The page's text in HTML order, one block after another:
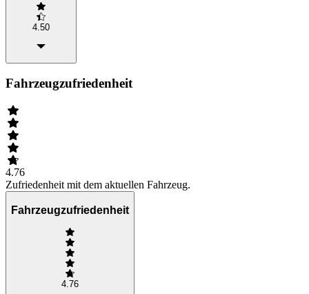
4.50
Fahrzeugzufriedenheit
4.76
Zufriedenheit mit dem aktuellen Fahrzeug.
Fahrzeugzufriedenheit
4.76